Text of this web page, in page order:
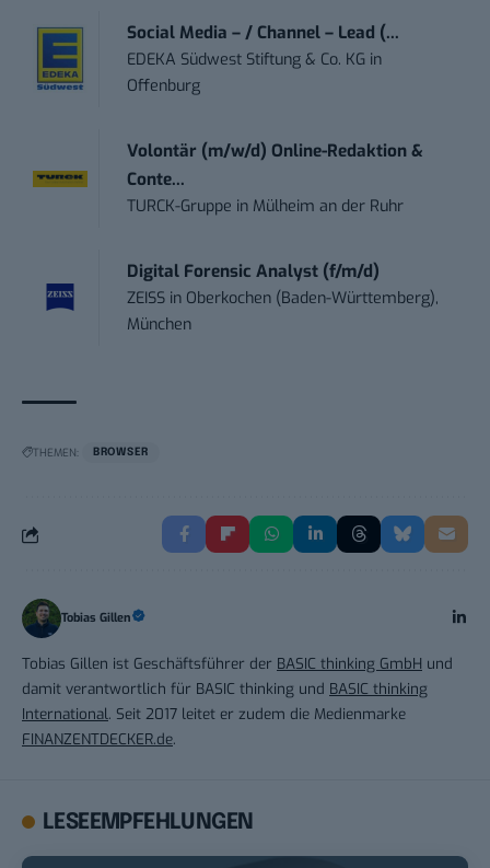
Social Media – / Channel – Lead (...
EDEKA Südwest Stiftung & Co. KG in
Offenburg
Volontär (m/w/d) Online-Redaktion &
Conte...
TURCK-Gruppe in Mülheim an der Ruhr
Digital Forensic Analyst (f/m/d)
ZEISS in Oberkochen (Baden-Württemberg),
München
THEMEN: BROWSER
Tobias Gillen
Tobias Gillen ist Geschäftsführer der BASIC thinking GmbH und
damit verantwortlich für BASIC thinking und BASIC thinking
International. Seit 2017 leitet er zudem die Medienmarke
FINANZENTDECKER.de.
LESEEMPFEHLUNGEN